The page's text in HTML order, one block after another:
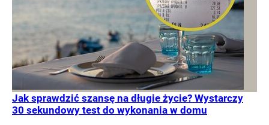
Jak sprawdzić szansę na długie życie? Wystarczy
30 sekundowy test do wykonania w domu